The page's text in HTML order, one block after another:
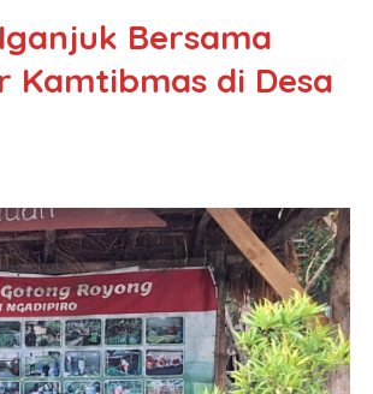
Bersama
Kamtibmas di Desa